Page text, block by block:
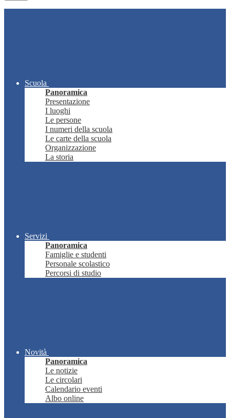
Scuola
Panoramica
Presentazione
I luoghi
Le persone
I numeri della scuola
Le carte della scuola
Organizzazione
La storia
Servizi
Panoramica
Famiglie e studenti
Personale scolastico
Percorsi di studio
Novità
Panoramica
Le notizie
Le circolari
Calendario eventi
Albo online